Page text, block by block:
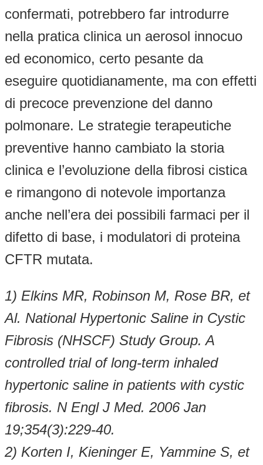
confermati, potrebbero far introdurre
nella pratica clinica un aerosol innocuo
ed economico, certo pesante da
eseguire quotidianamente, ma con effetti
di precoce prevenzione del danno
polmonare. Le strategie terapeutiche
preventive hanno cambiato la storia
clinica e l’evoluzione della fibrosi cistica
e rimangono di notevole importanza
anche nell’era dei possibili farmaci per il
difetto di base, i modulatori di proteina
CFTR mutata.
1) Elkins MR, Robinson M, Rose BR, et
Al. National Hypertonic Saline in Cystic
Fibrosis (NHSCF) Study Group. A
controlled trial of long-term inhaled
hypertonic saline in patients with cystic
fibrosis. N Engl J Med. 2006 Jan
19;354(3):229-40.
2) Korten I, Kieninger E, Yammine S, et